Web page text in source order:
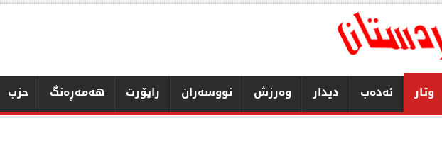
وتار ئەدەب دیدار وەرزش نووسەران راپۆرت هەمەڕەنگ حزب